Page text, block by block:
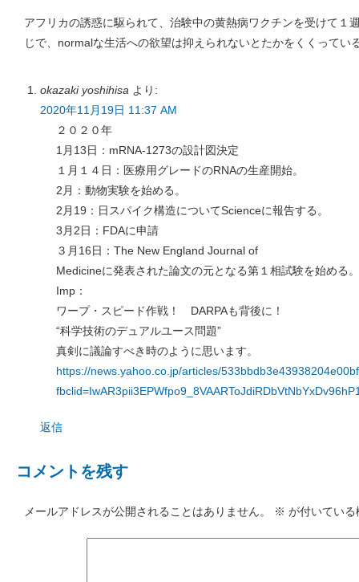
アフリカの誘惑に駆られて、治験中の黄熱病ワクチンを受けて１
じで、normalな生活への欲望は抑えられないとたかをくくってい
okazaki yoshihisa より:
2020年11月19日 11:37 AM
２０２０年
1月13日：mRNA-1273の設計図決定
１月１４日：医療用グレードのRNAの生産開始。
2月：動物実験を始める。
2月19：日スパイク構造についてScienceに報告する。
3月2日：FDAに申請
３月16日：The New England Journal of
Medicineに発表された論文の元となる第１相試験を始める。
Imp：
ワープ・スピード作戦！ DARPAも背後に！
“科学技術のデュアルユース問題”
真剣に議論すべき時のように思います。
https://news.yahoo.co.jp/articles/
返信
コメントを残す
メールアドレスが公開されることはありません。 ※ が付いてい